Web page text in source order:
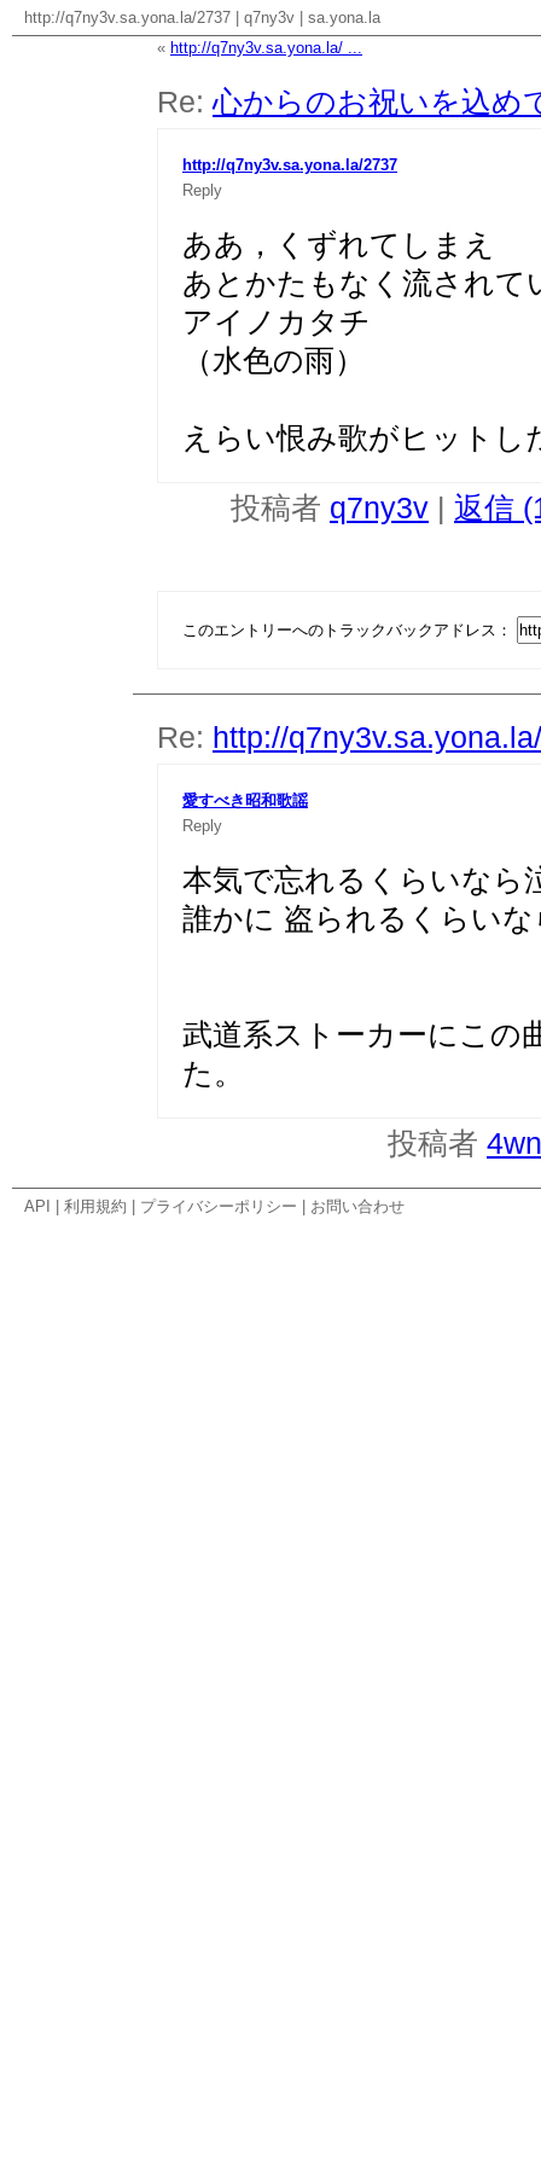
http://q7ny3v.sa.yona.la/2737 q7ny3v
sa.yona.la
« http://q7ny3v.sa.yona.la/ ...
Re:心からのお祝いを込め
http://q7ny3v.sa.yona.la/2737
Reply
ああ，くずれてしまえ
あとかたもなく流されて
アイノカタチ
（水色の雨）
えらい恨み歌がヒットし
投稿者 q7ny3v 返信
このエントリーへのトラックバックアドレス：
Re: http://
愛すべき昭和歌謡
Reply
本気で忘れるくらいなら
誰かに 盗られるくらい
武道系ストーカーにこの
た。
投稿者
API 利用規約 プライバシーポリシー お問い合わせ